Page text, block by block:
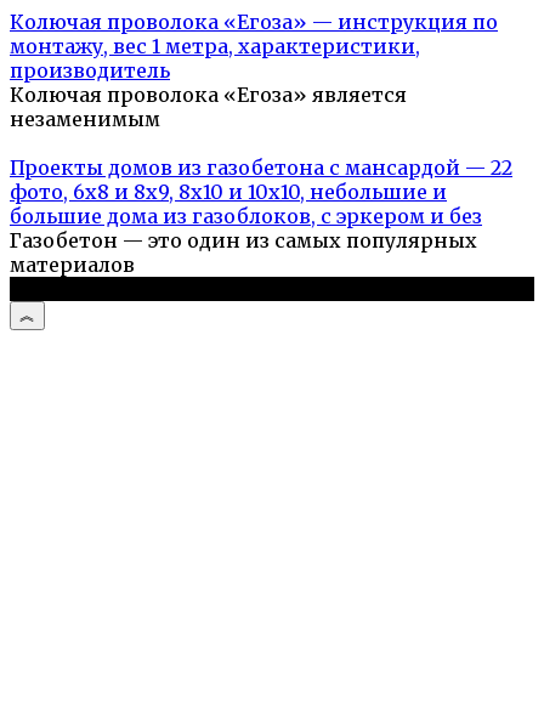
Колючая проволока «Егоза» — инструкция по
монтажу, вес 1 метра, характеристики,
производитель
Колючая проволока «Егоза» является
незаменимым
Проекты домов из газобетона с мансардой — 22
фото, 6х8 и 8х9, 8х10 и 10х10, небольшие и
большие дома из газоблоков, с эркером и без
Газобетон — это один из самых популярных
материалов